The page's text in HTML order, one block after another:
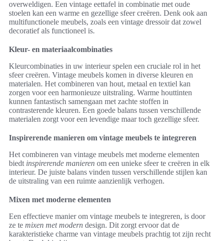
overweldigen. Een vintage eettafel in combinatie met oude
stoelen kan een warme en gezellige sfeer creëren. Denk ook aan
multifunctionele meubels, zoals een vintage dressoir dat zowel
decoratief als functioneel is.
Kleur- en materiaalcombinaties
Kleurcombinaties in uw interieur spelen een cruciale rol in het
sfeer creëren. Vintage meubels komen in diverse kleuren en
materialen. Het combineren van hout, metaal en textiel kan
zorgen voor een harmonieuze uitstraling. Warme houttinten
kunnen fantastisch samengaan met zachte stoffen in
contrasterende kleuren. Een goede balans tussen verschillende
materialen zorgt voor een levendige maar toch gezellige sfeer.
Inspirerende manieren om vintage meubels te integreren
Het combineren van vintage meubels met moderne elementen
biedt inspirerende manieren om een unieke sfeer te creëren in elk
interieur. De juiste balans vinden tussen verschillende stijlen kan
de uitstraling van een ruimte aanzienlijk verhogen.
Mixen met moderne elementen
Een effectieve manier om vintage meubels te integreren, is door
ze te mixen met modern design. Dit zorgt ervoor dat de
karakteristieke charme van vintage meubels prachtig tot zijn recht